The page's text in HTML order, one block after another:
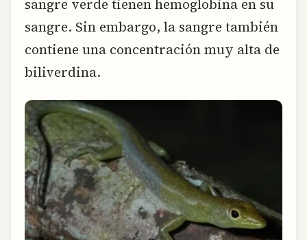
sangre verde tienen hemoglobina en su
sangre. Sin embargo, la sangre también
contiene una concentración muy alta de
biliverdina.